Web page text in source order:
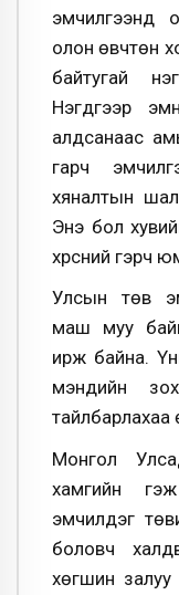
эмчилгээнд
олон өвчтөн
байтугай
Нэгдүгээр
алдсанаас
гарч
хяналтын
Энэ бол
хүрсний гэрч
Улсын төв
маш муу
ирж байна.
мэндийн
тайлбарлахаа
Монгол
хамгийн
эмчилдэг
боловч
хөгшин